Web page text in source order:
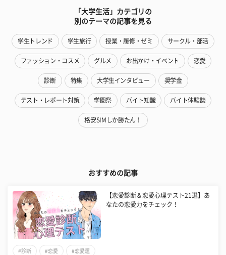
「大学生活」カテゴリの
別のテーマの記事を見る
学生トレンド 学生旅行 授業・履修・ゼミ サークル・部活
ファッション・コスメ グルメ お出かけ・イベント 恋愛
診断 特集 大学生インタビュー 奨学金
テスト・レポート対策 学園祭 バイト知識 バイト体験談
格安SIMしか勝たん！
おすすめの記事
【恋愛診断＆恋愛心理テスト21選】あ
なたの恋愛力をチェック！
#診断 #恋愛 #恋愛運